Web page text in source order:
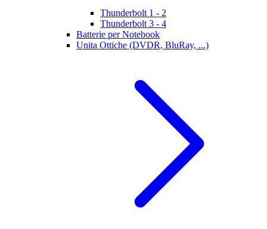
Thunderbolt 1 - 2
Thunderbolt 3 - 4
Batterie per Notebook
Unita Ottiche (DVDR, BluRay, ...)